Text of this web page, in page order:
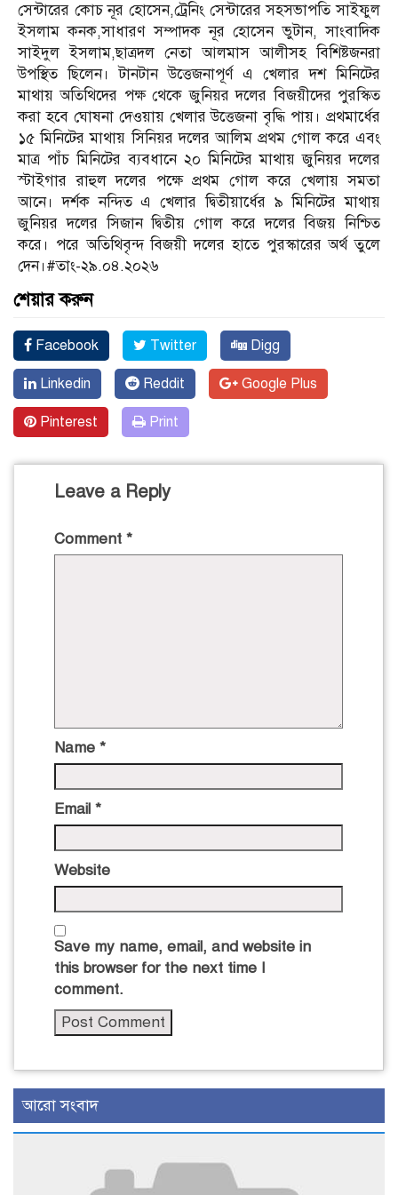
সেন্টারের কোচ নূর হোসেন,ট্রেনিং সেন্টারের সহসভাপতি সাইফুল
ইসলাম কনক,সাধারণ সম্পাদক নূর হোসেন ভুটান, সাংবাদিক
সাইদুল ইসলাম,ছাত্রদল নেতা আলমাস আলীসহ বিশিষ্টজনরা
উপস্থিত ছিলেন। টানটান উত্তেজনাপূর্ণ এ খেলার দশ মিনিটের
মাথায় অতিথিদের পক্ষ থেকে জুনিয়র দলের বিজয়ীদের পুরস্কিত
করা হবে ঘোষনা দেওয়ায় খেলার উত্তেজনা বৃদ্ধি পায়। প্রথমার্ধের
১৫ মিনিটের মাথায় সিনিয়র দলের আলিম প্রথম গোল করে এবং
মাত্র পাঁচ মিনিটের ব্যবধানে ২০ মিনিটের মাথায় জুনিয়র দলের
স্টাইগার রাহুল দলের পক্ষে প্রথম গোল করে খেলায় সমতা
আনে। দর্শক নন্দিত এ খেলার দ্বিতীয়ার্ধের ৯ মিনিটের মাথায়
জুনিয়র দলের সিজান দ্বিতীয় গোল করে দলের বিজয় নিশ্চিত
করে। পরে অতিথিবৃন্দ বিজয়ী দলের হাতে পুরস্কারের অর্থ তুলে
দেন।#তাং-২৯.০৪.২০২৬
শেয়ার করুন
Facebook Twitter Digg
Linkedin Reddit Google Plus
Pinterest Print
Leave a Reply
Comment *
Name *
Email *
Website
Save my name, email, and website in
this browser for the next time I
comment.
আরো সংবাদ